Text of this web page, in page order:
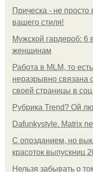
Прическа - не
вашего стиля!
Мужской гардероб: 6
женщинам
Работа в MLM, то
неразрывно связана
своей страницы в соц
Рубрика Trend? Ой
Dafunkystyle. Matrix
С опозданием, но
красоток выпускниц
Нельзя забывать о